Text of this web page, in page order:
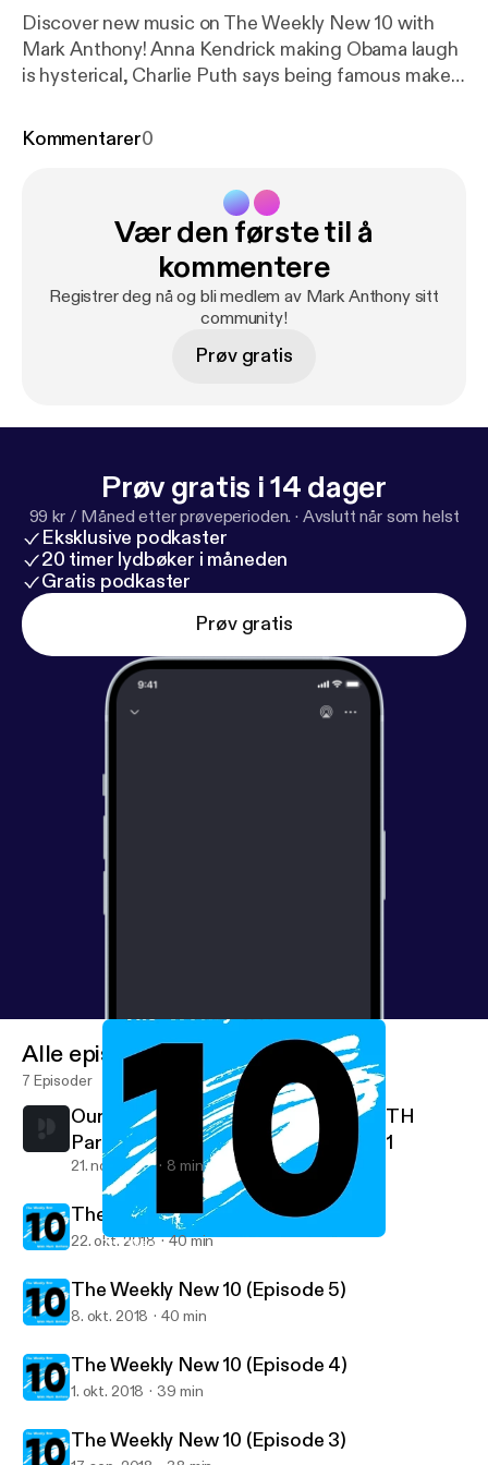
Discover new music on The Weekly New 10 with
Mark Anthony! Anna Kendrick making Obama laugh
is hysterical, Charlie Puth says being famous makes
about Justin Bieber's most recent press cycle.
Kommentarer0
Vær den første til å
kommentere
Registrer deg nå og bli medlem av Mark Anthony sitt
community!
Prøv gratis
Prøv gratis i 14 dager
99 kr / Måned etter prøveperioden. · Avslutt når som helst
Eksklusive podkaster
20 timer lydbøker i måneden
Gratis podkaster
Prøv gratis
The Weekly New 10 (Episode 3)
Alle episoder
7 Episoder
Our Gun Laws Are A Joke: Blame BOTH
Parties | An Independent's Mind Ep. 1
21. nov. 2019 8 min
The Weekly New 10 (Episode 6)
22. okt. 2018 40 min
The Weekly New 10 (Episode 5)
8. okt. 2018 40 min
The Weekly New 10 (Episode 4)
1. okt. 2018 39 min
The Weekly New 10 (Episode 3)